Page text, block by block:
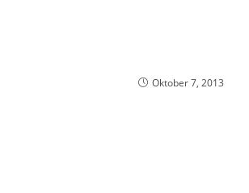
Oktober 7, 2013